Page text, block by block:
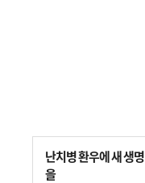
난치병 환우에 새 생명
을